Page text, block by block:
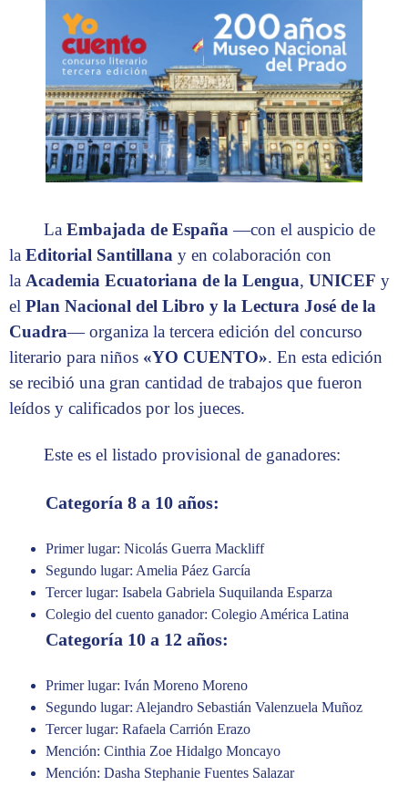
LaEmbajada de España—con el auspicio de
la Editorial Santillana y en colaboración con
la Academia Ecuatoriana de la Lengua, UNICEF y
el Plan Nacional del Libro y la Lectura José de la
Cuadra— organiza la tercera edición del concurso
literario para niños «YO CUENTO». En esta edición
se recibió una gran cantidad de trabajos que fueron
leídos y calificados por los jueces.
Este es el listado provisional de ganadores:
Categoría 8 a 10 años:
Primer lugar: Nicolás Guerra Mackliff
Segundo lugar: Amelia Páez García
Tercer lugar: Isabela Gabriela Suquilanda Esparza
Colegio del cuento ganador: Colegio América Latina
Categoría 10 a 12 años:
Primer lugar: Iván Moreno Moreno
Segundo lugar: Alejandro Sebastián Valenzuela Muñoz
Tercer lugar: Rafaela Carrión Erazo
Mención: Cinthia Zoe Hidalgo Moncayo
Mención: Dasha Stephanie Fuentes Salazar